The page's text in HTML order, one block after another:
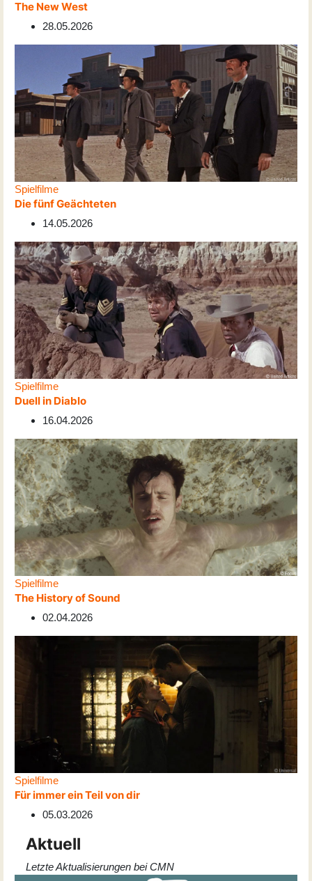
The New West
28.05.2026
Spielfilme
Die fünf Geächteten
14.05.2026
Spielfilme
Duell in Diablo
16.04.2026
Spielfilme
The History of Sound
02.04.2026
Spielfilme
Für immer ein Teil von dir
05.03.2026
Aktuell
Letzte Aktualisierungen bei CMN